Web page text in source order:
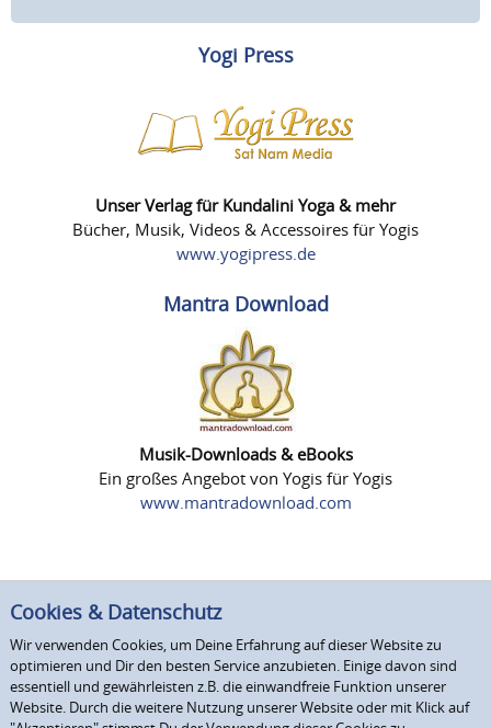
Yogi Press
Unser Verlag für Kundalini Yoga & mehr
Bücher, Musik, Videos & Accessoires für Yogis
www.yogipress.de
Mantra Download
Musik-Downloads & eBooks
Ein großes Angebot von Yogis für Yogis
www.mantradownload.com
Cookies & Datenschutz
Wir verwenden Cookies, um Deine Erfahrung auf dieser Website zu
optimieren und Dir den besten Service anzubieten. Einige davon sind
essentiell und gewährleisten z.B. die einwandfreie Funktion unserer
Website. Durch die weitere Nutzung unserer Website oder mit Klick auf